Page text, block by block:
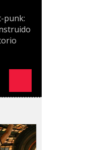
punk: